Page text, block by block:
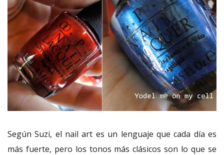
Según Suzi, el nail art es un lenguaje que cada día es
más fuerte, pero los tonos más clásicos son lo que se